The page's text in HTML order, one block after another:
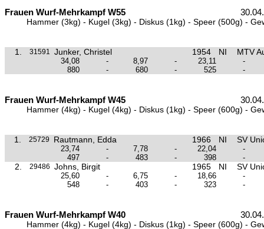
Frauen Wurf-Mehrkampf W55
Hammer (3kg) - Kugel (3kg) - Diskus (1kg) - Speer (500g) -
1. 31591 Junker, Christel 1954 NI MTV
34,08 - 8,97 - 23,11
-
880
- 680 - 525 -
Frauen Wurf-Mehrkampf W45
Hammer (4kg) - Kugel (4kg) - Diskus (1kg) - Speer (600g) -
1. 25729 Rautmann, Edda 1966 NI SV
23,74 - 7,78 - 22,04
-
497
- 483 - 398 -
2. 29486 Johns, Birgit 1965 NI SV
25,60 - 6,75 - 18,66
-
548
- 403 - 323 -
Frauen Wurf-Mehrkampf W40
Hammer (4kg) - Kugel (4kg) - Diskus (1kg) - Speer (600g) -